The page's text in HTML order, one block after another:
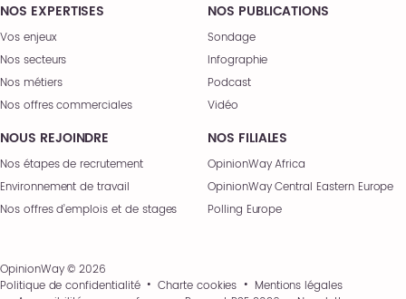
NOS EXPERTISES
Vos enjeux
Nos secteurs
Nos métiers
Nos offres commerciales
NOS PUBLICATIONS
Sondage
Infographie
Podcast
Vidéo
NOUS REJOINDRE
Nos étapes de recrutement
Environnement de travail
Nos offres d’emplois et de stages
NOS FILIALES
OpinionWay Africa
OpinionWay Central Eastern Europe
Polling Europe
OpinionWay © 2026
Politique de confidentialité
Charte cookies
Mentions légales